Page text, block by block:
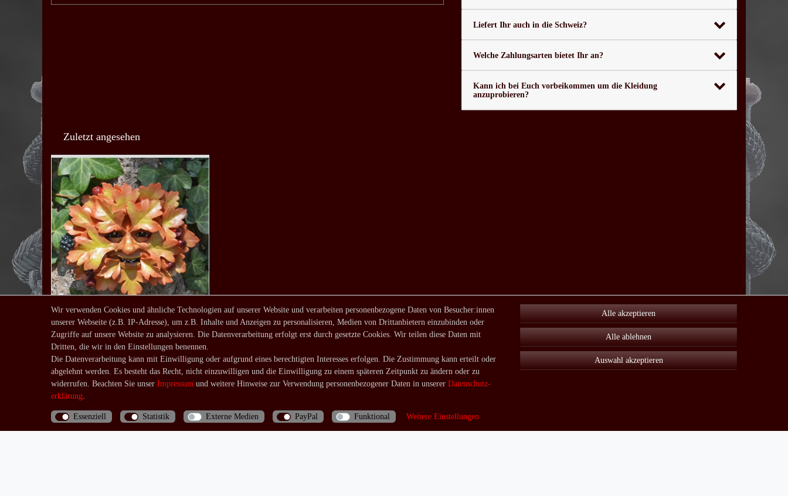
Liefert Ihr auch in die Schweiz?
Welche Zahlungsarten bietet Ihr an?
Kann ich bei Euch vorbeikommen um die Kleidung
anzuprobieren?
Zuletzt angesehen
Wandrelief green man
Weißdorn
17,90 € *
*inkl. ges. MwSt.zzgl.
Versandkosten
Wir verwenden Cookies und ähnliche Technologien auf unserer Website und verarbeiten personenbezogene Daten von Besucher:innen
unserer Webseite (z.B. IP-Adresse), um z.B. Inhalte und Anzeigen zu personalisieren, Medien von Drittanbietern einzubinden oder
Zugriffe auf unsere Website zu analysieren. Die Datenverarbeitung erfolgt erst durch gesetzte Cookies. Wir teilen diese Daten mit
Dritten, die wir in den Einstellungen benennen.
Die Datenverarbeitung kann mit Einwilligung oder aufgrund eines berechtigten Interesses erfolgen. Die Zustimmung kann erteilt oder
abgelehnt werden. Es besteht das Recht, nicht einzuwilligen und die Einwilligung zu einem späteren Zeitpunkt zu ändern oder zu
widerrufen. Beachten Sie unser Impressum und weitere Hinweise zur Verwendung personenbezogener Daten in unserer Daten­schutz­
erklärung.
Essenziell Statistik Externe Medien PayPal Funktional Weitere Einstellungen
Alle akzeptieren
Alle ablehnen
Auswahl akzeptieren